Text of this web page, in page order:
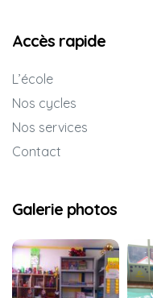
Accès rapide
L’école
Nos cycles
Nos services
Contact
Galerie photos